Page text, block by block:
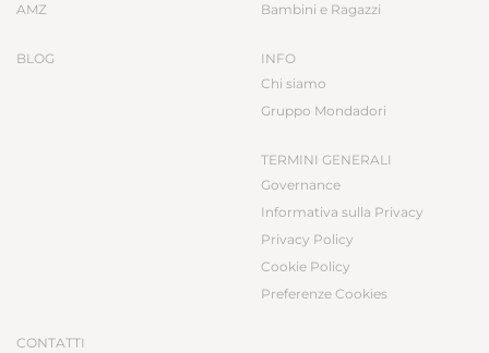
AMZ
BLOG
Bambini e Ragazzi
INFO
Chi siamo
Gruppo Mondadori
TERMINI GENERALI
Governance
Informativa sulla Privacy
Privacy Policy
Cookie Policy
Preferenze Cookies
CONTATTI